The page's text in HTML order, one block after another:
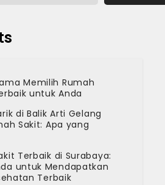
Memilih Rumah
untuk Anda
di Balik Arti Gelang
Sakit: Apa yang
Terbaik di Surabaya:
untuk Mendapatkan
Terbaik